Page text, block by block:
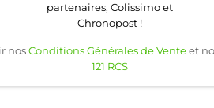
partenaires, Colissimo et
Chronopost !
nosConditions Générales de Venteet
121 RCS